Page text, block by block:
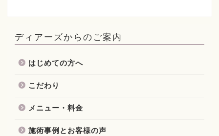
ディアーズからのご案内
はじめての方へ
こだわり
メニュー・料金
施術事例とお客様の声